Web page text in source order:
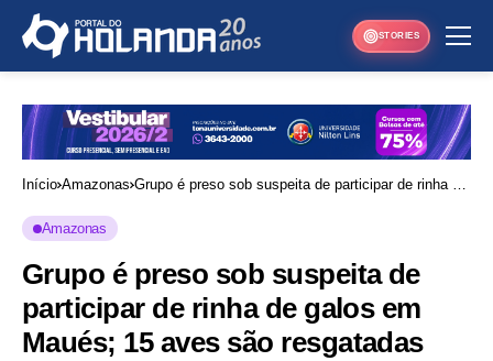
STORIES
Início Amazonas Grupo é preso sob suspeita de participar de rinha de
Amazonas
Grupo é preso sob suspeita de
participar de rinha de galos em
Maués; 15 aves são resgatadas